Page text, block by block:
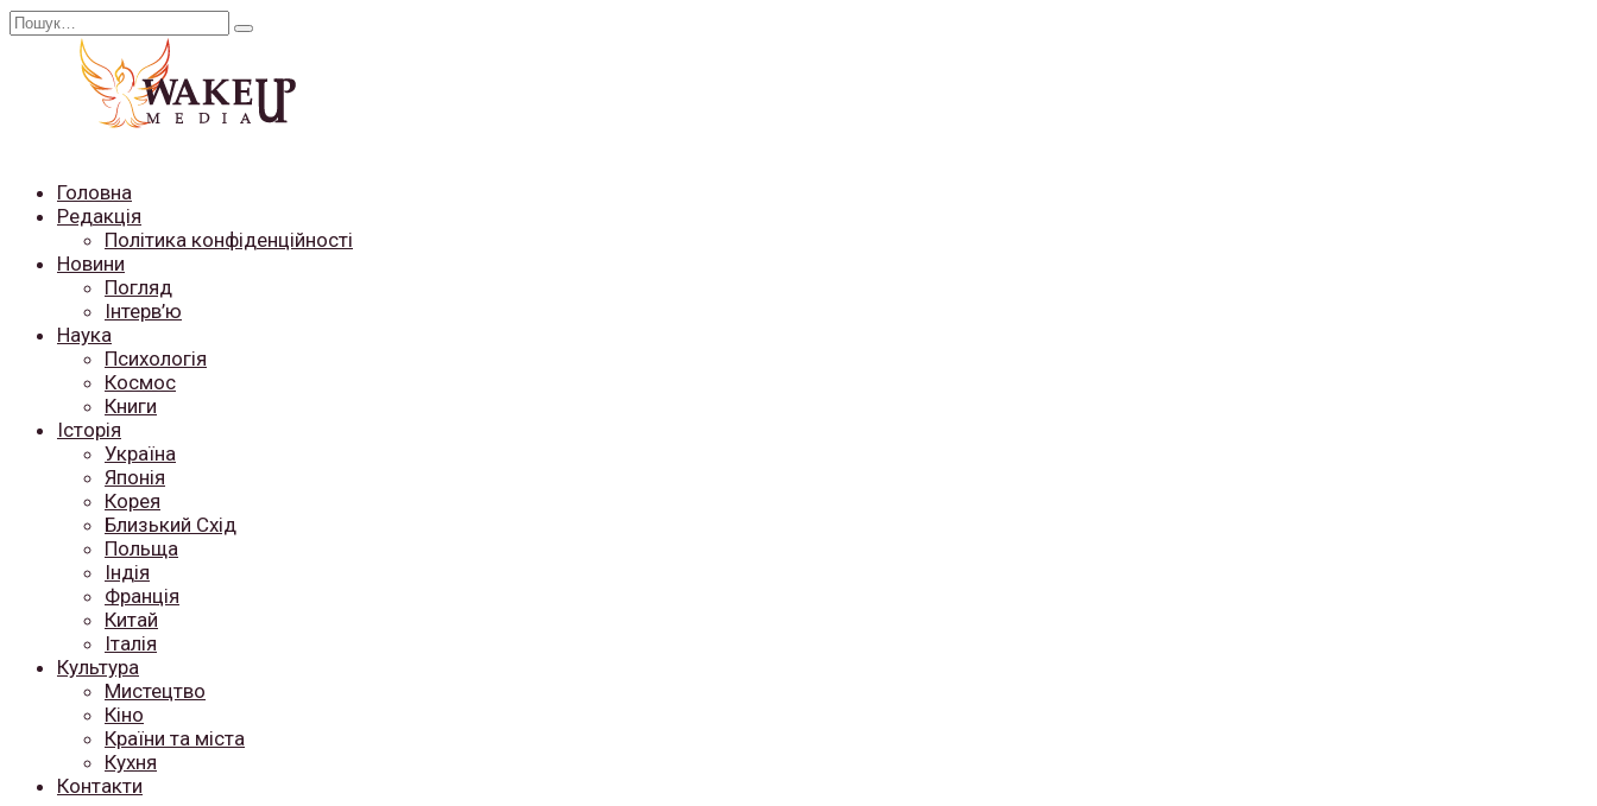
Перейти
Search
Головна
Редакція
Політика конфіденційності
Новини
Погляд
Інтерв’ю
Наука
Психологія
Космос
Книги
Історія
Україна
Японія
Корея
Близький Схід
Польща
Індія
Франція
Китай
Італія
Культура
Мистецтво
Кіно
Країни та міста
Кухня
Контакти